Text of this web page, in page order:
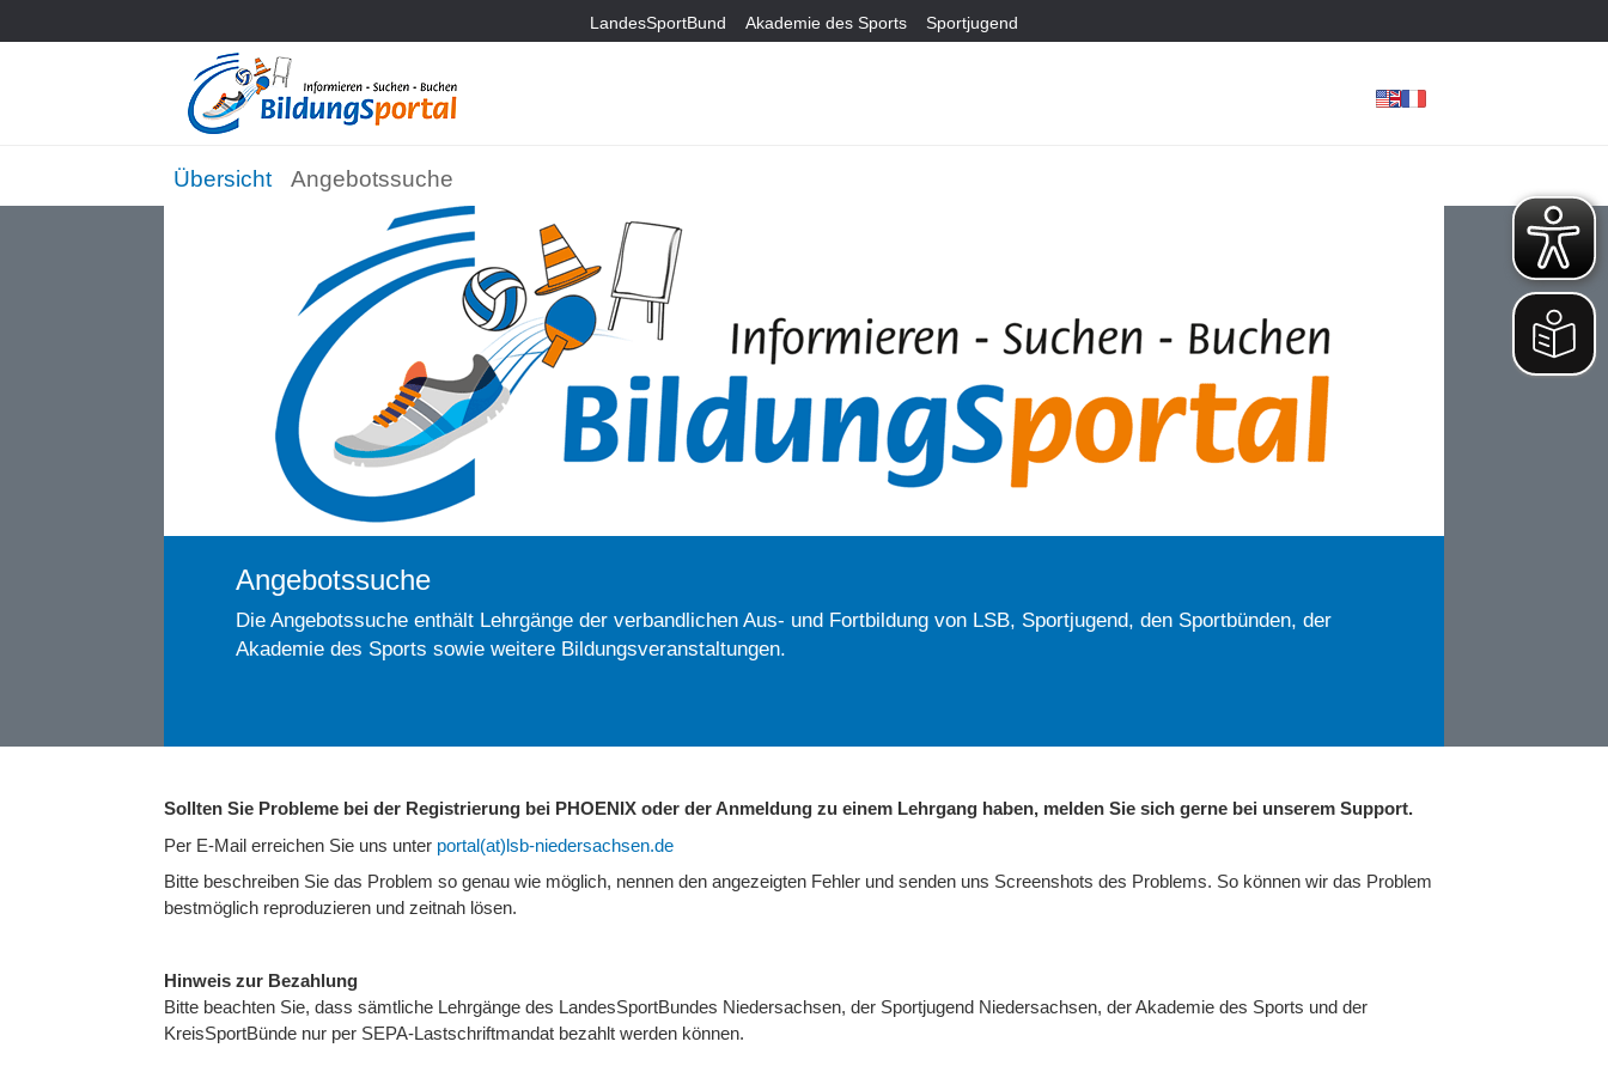
LandesSportBund Akademie des Sports Sportjugend
Angebotssuche
Die Angebotssuche enthält Lehrgänge der verbandlichen Aus- und Fortbildung von LSB, Sportjugend, den Sportbünden, der
Akademie des Sports sowie weitere Bildungsveranstaltungen.
Sollten Sie Probleme bei der Registrierung bei PHOENIX oder der Anmeldung zu einem Lehrgang haben, melden Sie sich gerne bei unserem Support.
Per E-Mail erreichen Sie uns unter portal(at)lsb-niedersachsen.de
Bitte beschreiben Sie das Problem so genau wie möglich, nennen den angezeigten Fehler und senden uns Screenshots des Problems. So können wir das Problem
bestmöglich reproduzieren und zeitnah lösen.
Hinweis zur Bezahlung
Bitte beachten Sie, dass sämtliche Lehrgänge des LandesSportBundes Niedersachsen, der Sportjugend Niedersachsen, der Akademie des Sports und der
KreisSportBünde nur per SEPA-Lastschriftmandat bezahlt werden können.
Übersicht Angebotssuche